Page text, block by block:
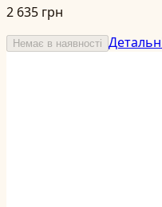
2 635 грн
Немає в наявності